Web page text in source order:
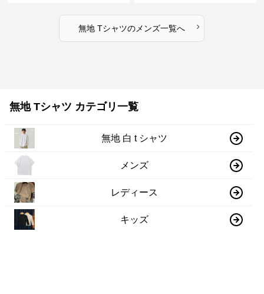
無地 Tシャツの メンズ一覧へ ›
無地 Tシャツ カテゴリ一覧
無地 白 t シャツ
メンズ
レディース
キッズ